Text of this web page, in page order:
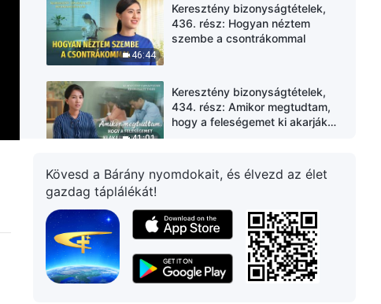
46:44
Keresztény bizonyságtételek,
436. rész: Hogyan néztem
szembe a csontrákommal
41:01
Keresztény bizonyságtételek,
434. rész: Amikor megtudtam,
hogy a feleségemet ki akarják
40:44
Keresztény bizonyságtételek,
státuszbeli különbség
Keresztény bizonyságtételek,
433. rész: Többé nem próbálom
Kövesd a Bárány nyomdokait, és élvezd az élet
gazdag táplálékát!